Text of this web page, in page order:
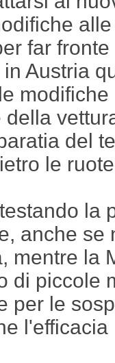
far
Austria
della
del
le
la
anche se
mentre la
di piccole
per le